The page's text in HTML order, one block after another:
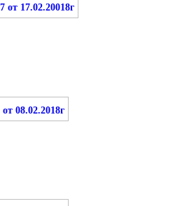
от 17.02.20018г
08.02.2018г